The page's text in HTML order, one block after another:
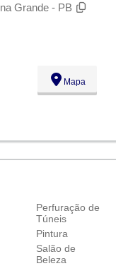
Grande - PB
Mapa
Perfuração de
Túneis
Pintura
Salão de
Beleza